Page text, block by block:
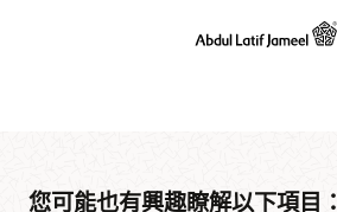
您可能也有興趣瞭解以下項目：